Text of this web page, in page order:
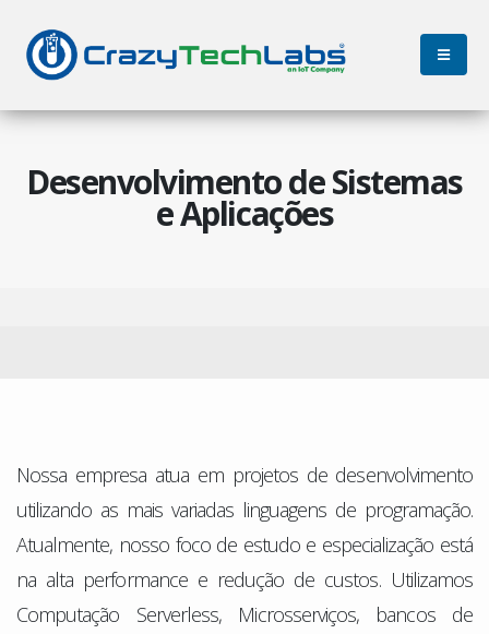
Desenvolvimento de Sistemas
e Aplicações
Nossa empresa atua em projetos de desenvolvimento
utilizando as mais variadas linguagens de programação.
Atualmente, nosso foco de estudo e especialização está
na alta performance e redução de custos. Utilizamos
Computação Serverless, Microsserviços, bancos de